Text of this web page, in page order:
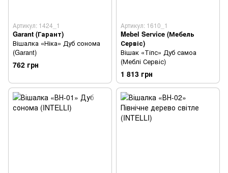
Артикул: 1424_1
Garant (Гарант)
Вішалка «Ніка» Дуб сонома
(Garant)
762 грн
Артикул: 1610_1
Mebel Service (Мебель
Сервіс)
Вішак «Тіпс» Дуб самоа
(Меблі Сервіс)
1 813 грн